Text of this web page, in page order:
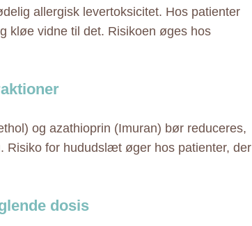
allergisk levertoksicitet. Hos patienter
kløe vidne til det. Risikoen øges hos
og azathioprin (Imuran) bør reduceres,
Risiko for hududslæt øger hos patienter, der
dosis